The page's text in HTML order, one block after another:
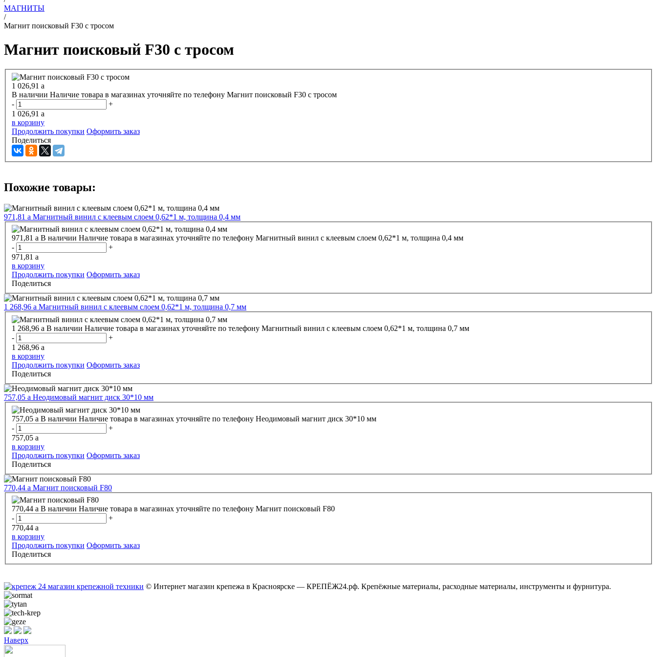
МАГНИТЫ
/
Магнит поисковый F30 с тросом
Магнит поисковый F30 с тросом
1 026,91 a
В наличии Наличие товара в магазинах уточняйте по телефону Магнит поисковый F30 с тросом
-
+
1 026,91 a
в корзину
Продолжить покупки Оформить заказ
Поделиться
Похожие товары:
971,81 a Магнитный винил с клеевым слоем 0,62*1 м, толщина 0,4 мм
971,81 a В наличии Наличие товара в магазинах уточняйте по телефону Магнитный винил с клеевым слоем 0,62*1 м, толщина 0,4 мм
-
+
971,81 a
в корзину
Продолжить покупки Оформить заказ
Поделиться
1 268,96 a Магнитный винил с клеевым слоем 0,62*1 м, толщина 0,7 мм
1 268,96 a В наличии Наличие товара в магазинах уточняйте по телефону Магнитный винил с клеевым слоем 0,62*1 м, толщина 0,7 мм
-
+
1 268,96 a
в корзину
Продолжить покупки Оформить заказ
Поделиться
757,05 a Неодимовый магнит диск 30*10 мм
757,05 a В наличии Наличие товара в магазинах уточняйте по телефону Неодимовый магнит диск 30*10 мм
-
+
757,05 a
в корзину
Продолжить покупки Оформить заказ
Поделиться
770,44 a Магнит поисковый F80
770,44 a В наличии Наличие товара в магазинах уточняйте по телефону Магнит поисковый F80
-
+
770,44 a
в корзину
Продолжить покупки Оформить заказ
Поделиться
© Интернет магазин крепежа в Красноярске — КРЕПЁЖ24.рф. Крепёжные материалы, расходные материалы, инструменты и фурнитура.
Наверх